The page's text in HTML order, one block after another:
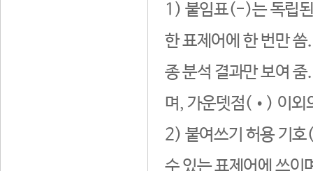
1) 붙임표(-)는 독립된
한 표제어에 한 번만
종 분석 결과만 보여
며, 가운뎃점(•) 이외
2) 붙여쓰기 허용 기호
수 있는 표제어에 쓰이